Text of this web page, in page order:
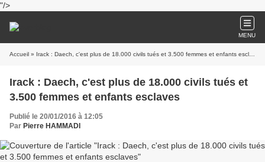
"/>
MENU
Accueil » Irack : Daech, c'est plus de 18.000 civils tués et 3.500 femmes et enfants esclaves
Irack : Daech, c'est plus de 18.000 civils tués et
3.500 femmes et enfants esclaves
Publié le 20/01/2016 à 12:05
Par Pierre HAMMADI